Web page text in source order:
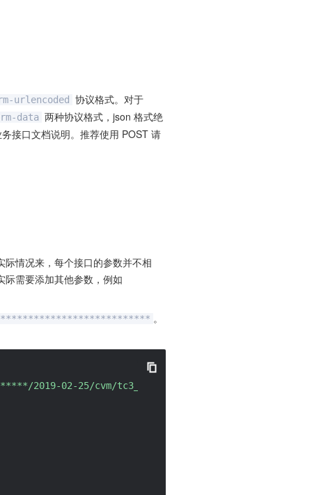
urlencoded
协议格式。对于
data 两种协议格式，json 格式绝
接口文档说明。推荐使用 POST 请
情况来，每个接口的参数并不相
际需要添加其他参数，例如
。
02-25/cvm/tc3_request, SignedHeaders=content-